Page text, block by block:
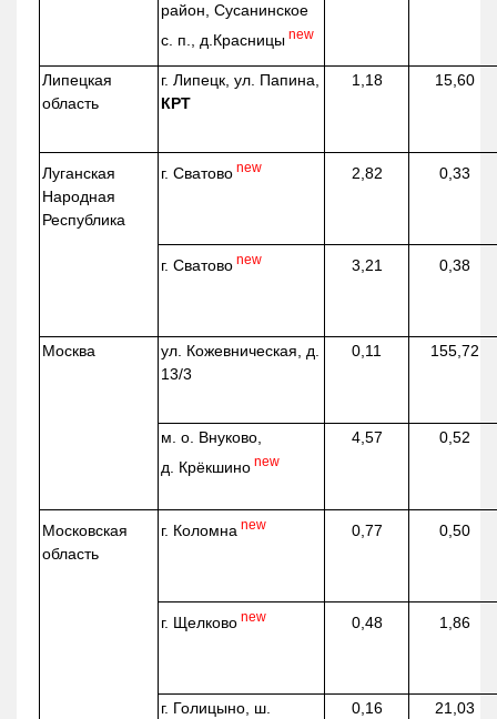
район, Сусанинское
с. п., д.Красницы new
Липецкая
область
г. Липецк, ул. Папина,
КРТ
1,18 15,60
Луганская
Народная
Республика
г. Сватово new 2,82 0,33
г. Сватово new 3,21 0,38
Москва ул. Кожевническая, д.
13/3
0,11 155,72
м. о. Внуково,
д. Крёкшино new
4,57 0,52
Московская
область
г. Коломна new 0,77 0,50
г. Щелково new 0,48 1,86
г. Голицыно, ш.
0,16 21,03